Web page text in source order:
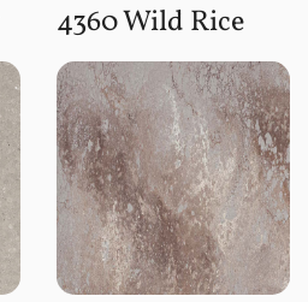
4360 Wild Rice